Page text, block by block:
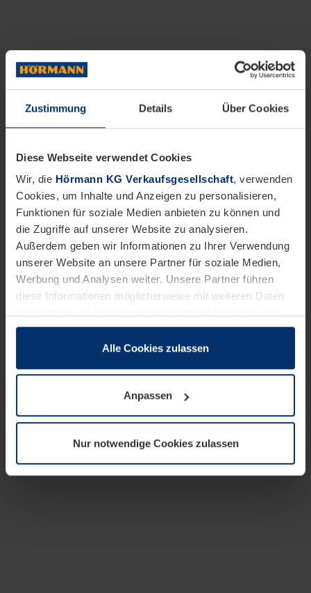
Zustimmung Details Über Cookies
Diese Webseite verwendet Cookies
Wir, die Hörmann KG Verkaufsgesellschaft, verwenden
Cookies, um Inhalte und Anzeigen zu personalisieren,
Funktionen für soziale Medien anbieten zu können und
die Zugriffe auf unserer Website zu analysieren.
Außerdem geben wir Informationen zu Ihrer Verwendung
unserer Website an unsere Partner für soziale Medien,
Werbung und Analysen weiter. Unsere Partner führen
diese Informationen möglicherweise mit weiteren Daten
sie im Rahmen Ihrer Nutzung der Dienste gesammelt
wenn diese für den Betrieb dieser Seite unbedingt
notwendig sind. Für alle anderen Cookie-Typen benötigen
wir Ihre Erlaubnis. Ihre Einwilligung können Sie jederzeit
Datenschutzerklärungunserer Website ändern oder
widerrufen.
Alle Cookies zulassen
Anpassen
Nur notwendige Cookies zulassen